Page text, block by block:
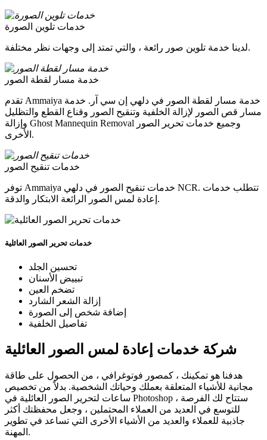
خدمات تلوين الصورة
لدينا خدمة تلوين صور رائعة ، والتي تمتد إلى وجهات نظر مختلفة.
خدمة مسار لقطة الصور
تقدم Ammaiya خدمة مسار لقطة الصور في دلهي إن سي آر. خدمة
مسار قص الصور لإزالة الخلفية وتنقيح الصور وقناع القطع والتظليل
وإزالة Ghost Mannequin Removal وجميع خدمات تحرير الصور
الأخرى.
خدمات تنقيح الصور
توفر Ammaiya خدمات تنقيح الصور في دلهي NCR. تتطلب خدمات
إعادة لمس الصور الرائعة الابتكار والدقة.
خدمات تحرير الصور العائلية
تحسين الجلد
تبييض الأسنان
تضخم العين
إزالة الشعر الشارد
إضافة شخص إلى الصورة
تفاصيل الخلفية
شركة خدمات إعادة لمس الصور العائلية
هدفنا هو تمكينك ، كمصور فوتوغرافي ، من الحصول على طاقة
مجانية للأشياء المتعلقة بعملك وحياتك الشخصية. بدلاً من تخصيص
ساعات لتحرير الصور العائلية في Photoshop ، ستتاح لك الفرصة
للتوسع في العديد من العملاء المحتملين ، وجعل محفظتك أكثر
جاذبية للعملاء والعديد من الأشياء الأخرى التي تساعد في تطوير
المهنة.